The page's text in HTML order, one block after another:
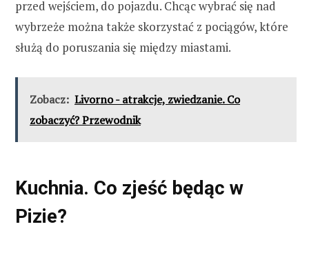
przed wejściem, do pojazdu. Chcąc wybrać się nad
wybrzeże można także skorzystać z pociągów, które
służą do poruszania się między miastami.
Zobacz: Livorno - atrakcje, zwiedzanie. Co
zobaczyć? Przewodnik
Kuchnia. Co zjeść będąc w
Pizie?